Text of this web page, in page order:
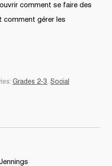
comment se faire des
comment gérer les
Grades 2-3, Social